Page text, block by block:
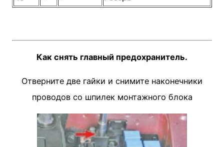
Как снять главный предохранитель.
Отверните две гайки и снимите наконечники
проводов со шпилек монтажного блока